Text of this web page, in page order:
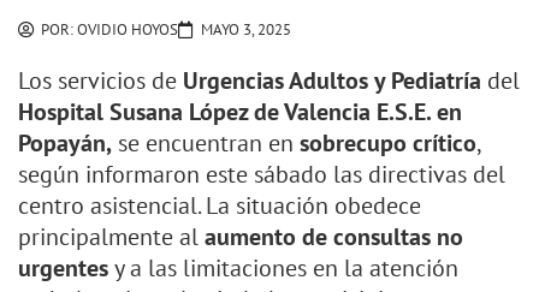
POR:OVIDIO HOYOS MAYO 3, 2025
Los servicios de Urgencias Adultos y Pediatría del
Hospital Susana López de Valencia E.S.E. en
Popayán, se encuentran en sobrecupo crítico,
según informaron este sábado las directivas del
centro asistencial. La situación obedece
principalmente alaumento de consultas no
urgentesy a las limitaciones en la atención